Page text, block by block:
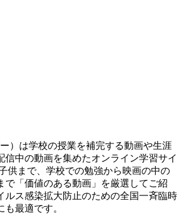
）は学校の授業を補完する動画や生涯
信中の動画を集めたオンライン学習サイ
供まで、学校での勉強から映画の中の
で「価値のある動画」を厳選してご紹
ルス感染拡大防止のための全国一斉臨時
最適です。